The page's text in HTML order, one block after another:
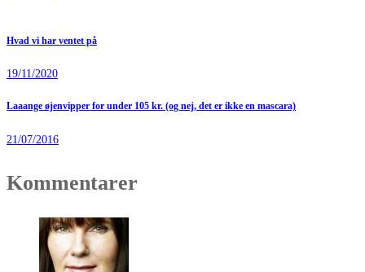
Hvad vi har ventet på
19/11/2020
Laaange øjenvipper for under 105 kr. (og nej, det er ikke en mascara)
21/07/2016
Kommentarer